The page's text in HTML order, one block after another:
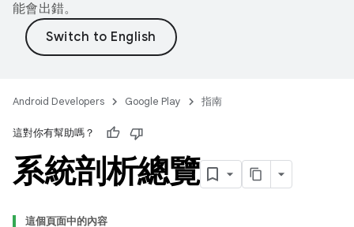
能會出錯。
Android Developers Google Play 指南
這對你有幫助嗎？
系統剖析總覽
這個頁面中的內容